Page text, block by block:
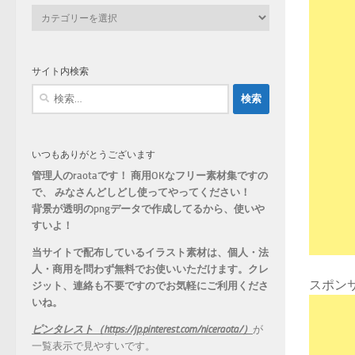
スポン
ー
サイト内検索
いつもありがとうございます
管理人のraotaです！ 商用OKなフリー素材集ですの
で、 みなさんどしどし使ってやってください！
背景が透明のpngデータで作成してるから、 使いや
すいよ！
当サイトで配布しているイラスト素材は、個人・法
人・商用を問わず無料でお使いいただけます。 クレ
ジット、連絡も不要ですのでお気軽にご利用くださ
いね。
ピンタレスト（https://jp.pinterest.com/niceraota/） が
一覧表示で見やすいです。